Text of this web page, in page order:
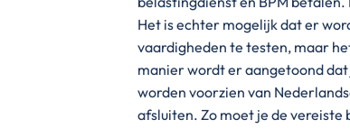
Het is echter mogelijk dat er
vaardigheden te testen, maar
manier wordt er aangetoond
worden voorzien van
afsluiten. Zo moet je de